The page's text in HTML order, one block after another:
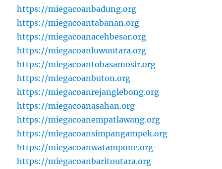
https://miegacoanbadung.org
https://miegacoantabanan.org
https://miegacoanacehbesar.org
https://miegacoanluwuutara.org
https://miegacoantobasamosir.org
https://miegacoanbuton.org
https://miegacoanrejanglebong.org
https://miegacoanasahan.org
https://miegacoanempatlawang.org
https://miegacoansimpangampek.org
https://miegacoanwatampone.org
https://miegacoanbaritoutara.org